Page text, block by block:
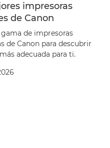
impresoras
de Canon
gama de impresoras
de Canon para descubrir
adecuada para ti.